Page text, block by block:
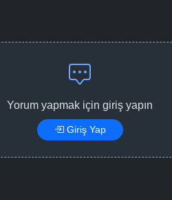
Yorum yapmak için giriş yapın
Giriş Yap